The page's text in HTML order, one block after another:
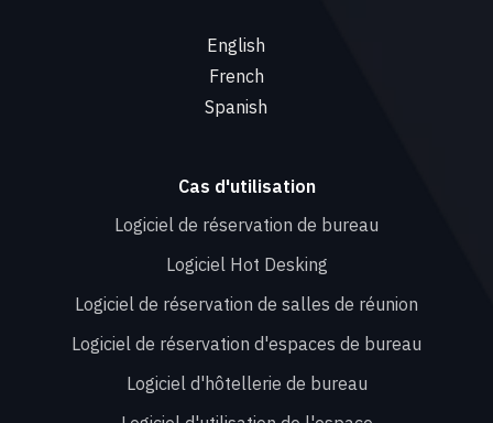
English
French
Spanish
Cas d'utilisation
Logiciel de réservation de bureau
Logiciel Hot Desking
Logiciel de réservation de salles de réunion
Logiciel de réservation d'espaces de bureau
Logiciel d'hôtellerie de bureau